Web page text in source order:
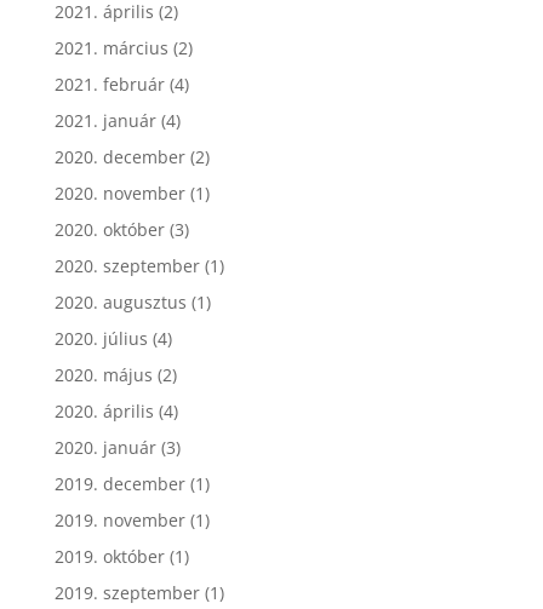
2021. április (2)
2021. március (2)
2021. február(4)
2021. január(4)
2020. december(2)
2020. november(1)
2020. október(3)
2020. szeptember(1)
2020. augusztus (1)
2020. július (4)
2020. május (2)
2020. április (4)
2020. január(3)
2019. december(1)
2019. november(1)
2019. október(1)
2019. szeptember(1)